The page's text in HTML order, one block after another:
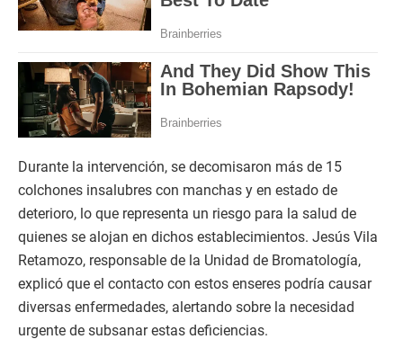
Durante la intervención, se decomisaron más de 15
colchones insalubres con manchas y en estado de
deterioro, lo que representa un riesgo para la salud de
quienes se alojan en dichos establecimientos. Jesús Vila
Retamozo, responsable de la Unidad de Bromatología,
explicó que el contacto con estos enseres podría causar
diversas enfermedades, alertando sobre la necesidad
urgente de subsanar estas deficiencias.